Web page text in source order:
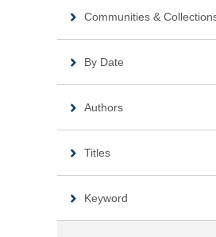
Communities &
By Date
Authors
Titles
Keyword